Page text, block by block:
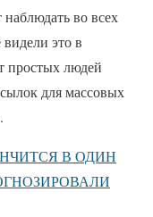
во всех
это в
простых людей
для массовых
В ОДИН